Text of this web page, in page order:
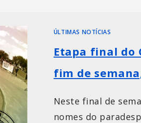
ÚLTIMAS NOTÍCIAS
Etapa final do
fim de
Neste final de
nomes do